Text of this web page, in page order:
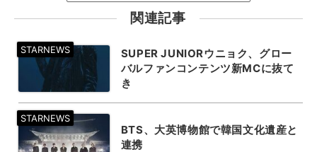
関連記事
SUPER JUNIORウニョク、グロー
バルファンコンテンツ新MCに抜て
き
BTS、大英博物館で韓国文化遺産と
連携